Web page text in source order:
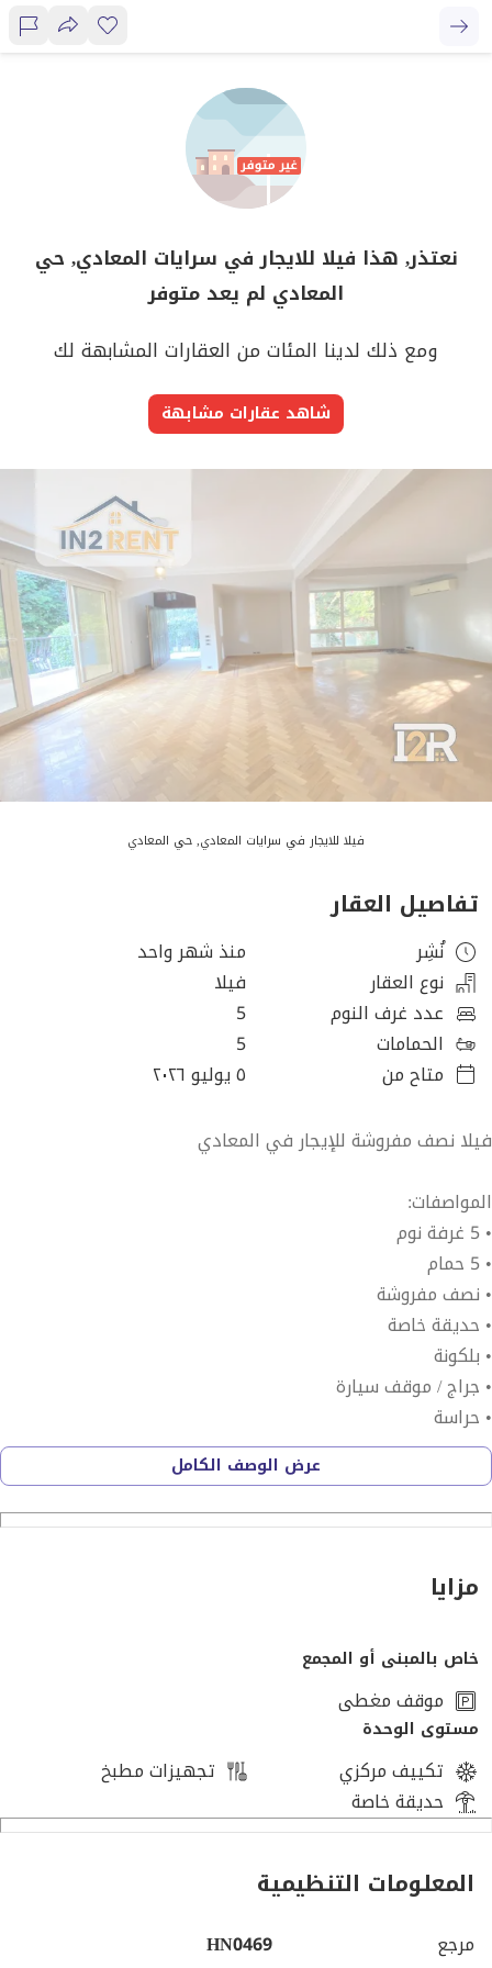
نعتذر, هذا فيلا للايجار في سرايات المعادي, حي
المعادي لم يعد متوفر
ومع ذلك لدينا المئات من العقارات المشابهة لك
شاهد عقارات مشابهة
فيلا للايجار في سرايات المعادي, حي المعادي
تفاصيل العقار
نُشِر
منذ شهر واحد
نوع العقار
فيلا
عدد غرف النوم
5
الحمامات
5
متاح من
٥ يوليو ٢٠٢٦
فيلا نصف مفروشة للإيجار في المعادي
المواصفات:
• 5 غرفة نوم
• 5 حمام
• نصف مفروشة
• حديقة خاصة
• بلكونة
• جراج / موقف سيارة
• حراسة
• باركيه
• مشمس
• إضاءة طبيعية
إيجار شهري: جنيه 280,000
الموقع:
تقع في دجلة في موقع متميز بالقرب من المطاعم، السوبر
ماركت، وسائل المواصلات، والمدارس الدولية.استمتع بتجربة سكن
راقية في واحدة من أكثر مناطق المعادي طلبًا.
• منطقة هادئة وآمنة
• مناسبة للأجانب والمغتربين
عرض الوصف الكامل
مزايا
خاص بالمبنى أو المجمع
موقف مغطى
مستوى الوحدة
تكييف مركزي
تجهيزات مطبخ
حديقة خاصة
المعلومات التنظيمية
مرجع HN0469